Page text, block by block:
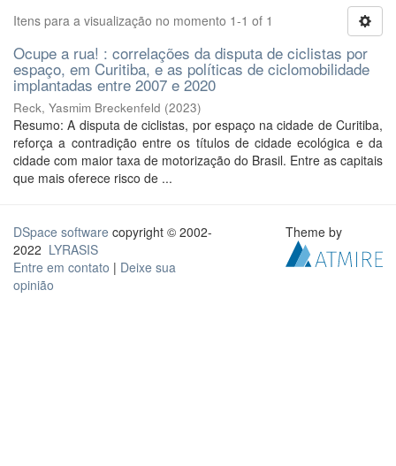
Itens para a visualização no momento 1-1 of 1
Ocupe a rua! : correlações da disputa de ciclistas por
espaço, em Curitiba, e as políticas de ciclomobilidade
implantadas entre 2007 e 2020
Reck, Yasmim Breckenfeld (2023)
Resumo: A disputa de ciclistas, por espaço na cidade de Curitiba,
reforça a contradição entre os títulos de cidade ecológica e da
cidade com maior taxa de motorização do Brasil. Entre as capitais
que mais oferece risco de ...
DSpace software copyright © 2002-
2022 LYRASIS
Entre em contato | Deixe sua
opinião
Theme by